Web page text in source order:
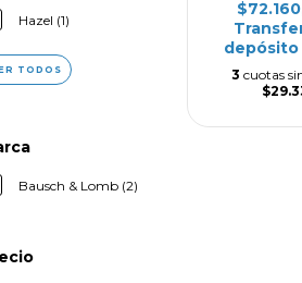
Hazel (1)
TODOS
Bausch & Lomb (2)
depósito
3 cuotas